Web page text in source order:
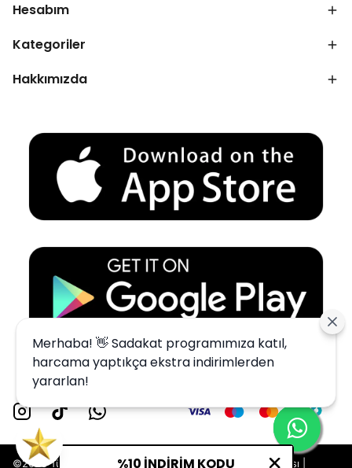
Hesabım
Kategoriler
Hakkımızda
©2023 Tüm Hakları Saklıdır - Drip Mamba |Gizlilik Politikası
Merhaba! 👋 Sadakat programımıza katıl,
harcama yaptıkça ekstra indirimlerden
yararlan!
%10 İNDİRİM KODU